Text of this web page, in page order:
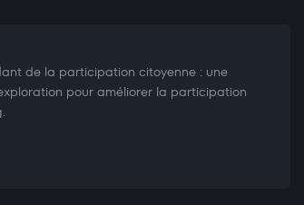
de la participation citoyenne : une
pour améliorer la participation